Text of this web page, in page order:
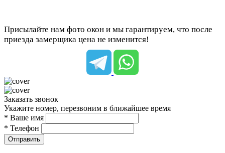
Присылайте нам фото окон и мы гарантируем, что после
приезда замерщика цена не изменится!
Заказать звонок
Укажите номер, перезвоним в ближайшее время
* Ваше имя
* Телефон
Отправить